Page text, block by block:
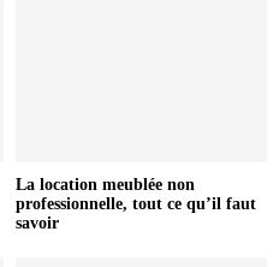
La location meublée non
professionnelle, tout ce qu’il faut
savoir